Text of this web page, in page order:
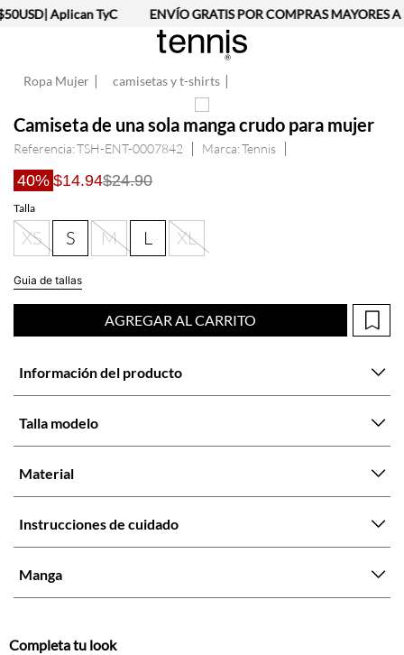
Aplican TyC ENVÍO GRATIS POR COMPRAS MAYORES
Ropa Mujer camisetas y t-shirts
Camiseta de una sola manga crudo para mujer
Referencia:TSH-ENT-0007842 Tennis
40% $14.94$24.90
Talla
XS S M L XL
Guia de tallas
AGREGAR AL CARRITO
Información del producto
Talla modelo
Material
Instrucciones de cuidado
Manga
Completa tu look